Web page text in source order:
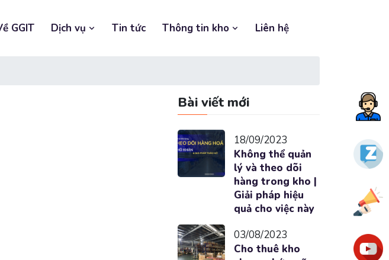
GGIT Dịch vụ Tin tức Thông tin kho Liên hệ
Bài viết mới
18/09/2023
Không thể quản
lý và theo dõi
hàng trong kho |
Giải pháp hiệu
quả cho việc này
03/08/2023
Cho thuê kho
Tư
vấn
Zalo
Ưu